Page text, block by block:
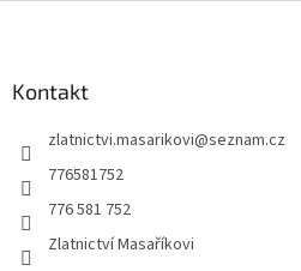
Kontakt
zlatnictvi.masarikovi@seznam.cz
776581752
776 581 752
Zlatnictví Masaříkovi